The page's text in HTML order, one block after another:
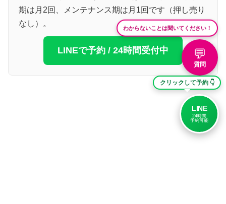
期は月2回、メンテナンス期は月1回です（押し売り
なし）。
LINEで予約 / 24時間受付中
わからないことは聞いてください！
💬
質問
クリックして予約 👇
LINE
24時間
予約可能